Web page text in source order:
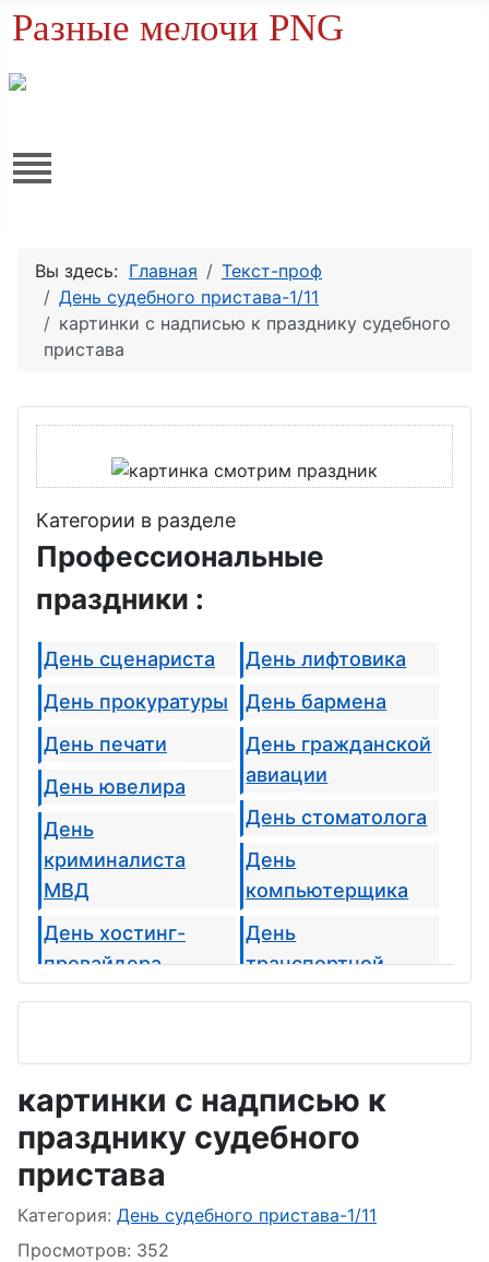
Разные мелочи PNG
Вы здесь: Главная
Текст-проф
День судебного пристава-1/11
картинки с надписью к празднику судебного
пристава
Категории в разделе
Профессиональные
праздники :
День сценариста
День прокуратуры
День печати
День ювелира
День
криминалиста
МВД
День хостинг-
провайдера
День писателя
День ФСКН
День ГУЭБиПК
День подводной
лодки
День налоговой
День лифтовика
День бармена
День гражданской
авиации
День стоматолога
День
компьютерщика
День
транспортной
экскурсовода
День
День веб-мастера
картинки с надписью к
празднику судебного
пристава
Информация о материале
Категория: День судебного пристава-1/11
Просмотров: 352